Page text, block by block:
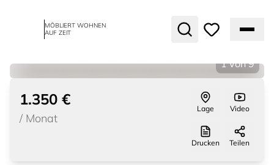
MÖBLIERT WOHNEN
AUF ZEIT
1 von 9
1.350 €
/ Monat
Lage Video
Drucken Teilen